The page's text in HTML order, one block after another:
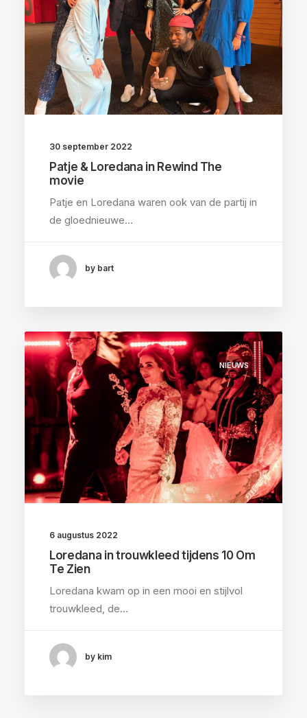
30 september 2022
Patje & Loredana in Rewind The
movie
Patje en Loredana waren ook van de partij in
de gloednieuwe…
by bart
NIEUWS
6 augustus 2022
Loredana in trouwkleed tijdens 10 Om
Te Zien
Loredana kwam op in een mooi en stijlvol
trouwkleed, de…
by kim